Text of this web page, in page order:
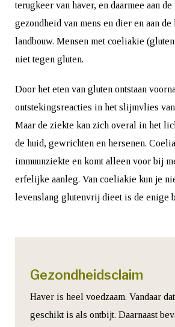
terugkeer van haver, en daarmee aan
gezondheid van mens en dier en aan
landbouw. Mensen met coeliakie
niet tegen gluten.
Door het eten van gluten ontstaan
ontstekingsreacties in het slijmvlies van
Maar de ziekte kan zich overal in het
de huid, gewrichten en hersenen.
immuunziekte en komt alleen voor bij
erfelijke aanleg. Van coeliakie kun je
levenslang glutenvrij dieet is de enige
Gezondheidsclaim
Haver is heel voedzaam. Vandaar
geschikt is als ontbijt. Daarnaast